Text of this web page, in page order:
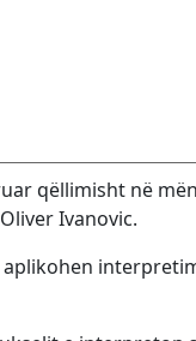
qëllimisht në
Ivanovic.